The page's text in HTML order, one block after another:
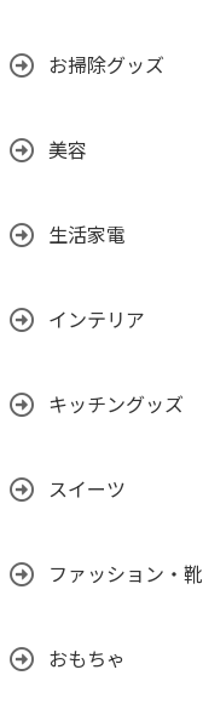
お掃除グッズ
美容
生活家電
インテリア
キッチングッズ
スイーツ
ファッション・靴
おもちゃ